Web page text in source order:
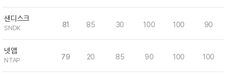
샌디스크
SNDK 81 85 30 100 100 90
넷앱
NTAP 79 20 85 90 100 100